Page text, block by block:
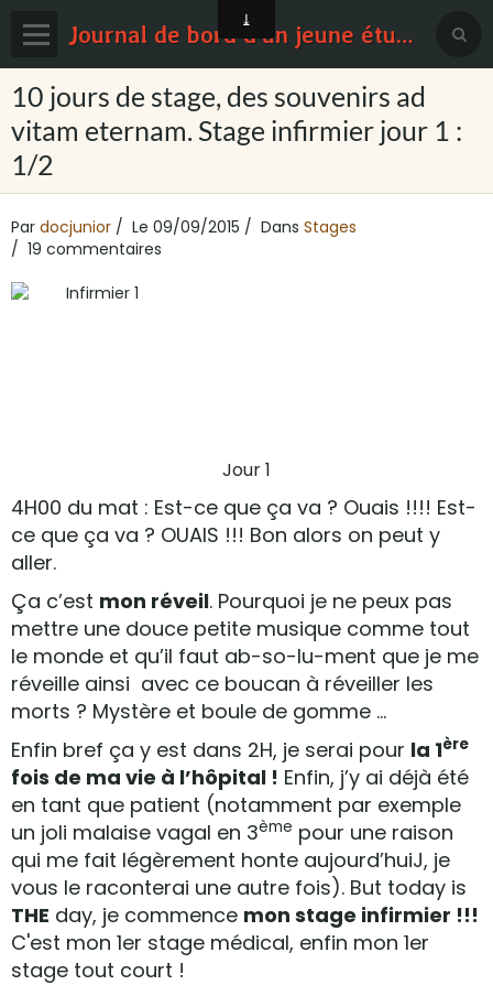
Journal de bord d'un jeune étudiant en médecine
Page d'accueil
Blog
Contact
Sondages
10 jours de stage, des souvenirs ad
vitam eternam. Stage infirmier jour 1 :
1/2
Par docjunior Le 09/09/2015 Dans Stages
19 commentaires
Jour 1
4H00 du mat : Est-ce que ça va ? Ouais !!!! Est-
ce que ça va ? OUAIS !!! Bon alors on peut y
aller.
Ça c’est mon réveil. Pourquoi je ne peux pas
mettre une douce petite musique comme tout
le monde et qu’il faut ab-so-lu-ment que je me
réveille ainsi avec ce boucan à réveiller les
morts ? Mystère et boule de gomme …
Enfin bref ça y est dans 2H, je serai pour la 1ère
fois de ma vie à l’hôpital ! Enfin, j’y ai déjà été
en tant que patient (notamment par exemple
un joli malaise vagal en 3ème pour une raison
qui me fait légèrement honte aujourd’huiJ, je
vous le raconterai une autre fois). But today is
THE day, je commence mon stage infirmier !!!
C'est mon 1er stage médical, enfin mon 1er
stage tout court !